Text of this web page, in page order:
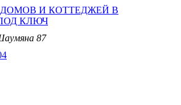
И КОТТЕДЖЕЙ В
КЛЮЧ
87